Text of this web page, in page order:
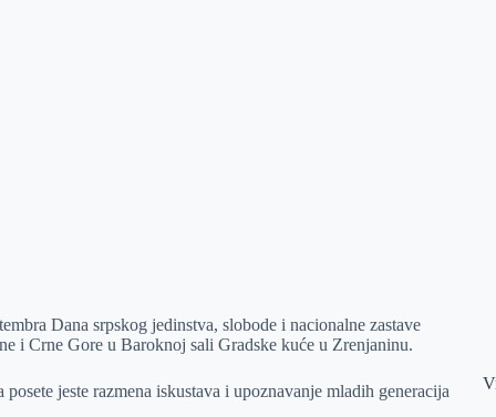
Dana srpskog jedinstva, slobode i nacionalne zastave
i Crne Gore u Baroknoj sali Gradske kuće u Zrenjaninu.
jeste razmena iskustava i upoznavanje mladih generacija